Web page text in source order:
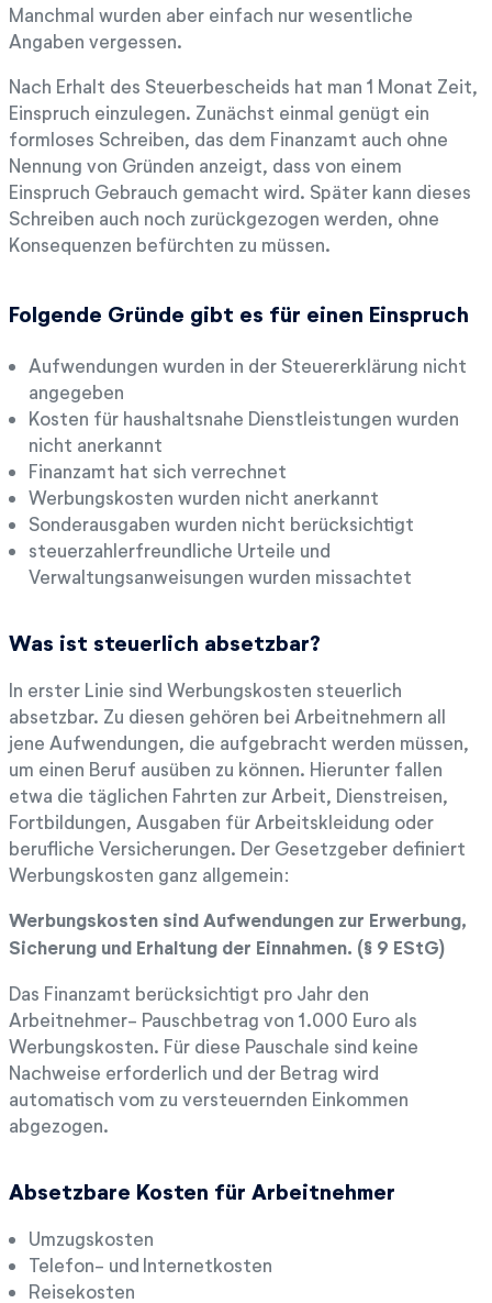
Manchmal wurden aber einfach nur wesentliche
Angaben vergessen.
Nach Erhalt des Steuerbescheids hat man 1 Monat Zeit,
Einspruch einzulegen. Zunächst einmal genügt ein
formloses Schreiben, das dem Finanzamt auch ohne
Nennung von Gründen anzeigt, dass von einem
Einspruch Gebrauch gemacht wird. Später kann dieses
Schreiben auch noch zurückgezogen werden, ohne
Konsequenzen befürchten zu müssen.
Folgende Gründe gibt es für einen Einspruch
Aufwendungen wurden in der Steuererklärung nicht
angegeben
Kosten für haushaltsnahe Dienstleistungen wurden
nicht anerkannt
Finanzamt hat sich verrechnet
Werbungskosten wurden nicht anerkannt
Sonderausgaben wurden nicht berücksichtigt
steuerzahlerfreundliche Urteile und
Verwaltungsanweisungen wurden missachtet
Was ist steuerlich absetzbar?
In erster Linie sind Werbungskosten steuerlich
absetzbar. Zu diesen gehören bei Arbeitnehmern all
jene Aufwendungen, die aufgebracht werden müssen,
um einen Beruf ausüben zu können. Hierunter fallen
etwa die täglichen Fahrten zur Arbeit, Dienstreisen,
Fortbildungen, Ausgaben für Arbeitskleidung oder
berufliche Versicherungen. Der Gesetzgeber definiert
Werbungskosten ganz allgemein:
Werbungskosten sind Aufwendungen zur Erwerbung,
Sicherung und Erhaltung der Einnahmen. (§ 9 EStG)
Das Finanzamt berücksichtigt pro Jahr den
Arbeitnehmer- Pauschbetrag von 1.000 Euro als
Werbungskosten. Für diese Pauschale sind keine
Nachweise erforderlich und der Betrag wird
automatisch vom zu versteuernden Einkommen
abgezogen.
Absetzbare Kosten für Arbeitnehmer
Umzugskosten
Telefon- und Internetkosten
Reisekosten